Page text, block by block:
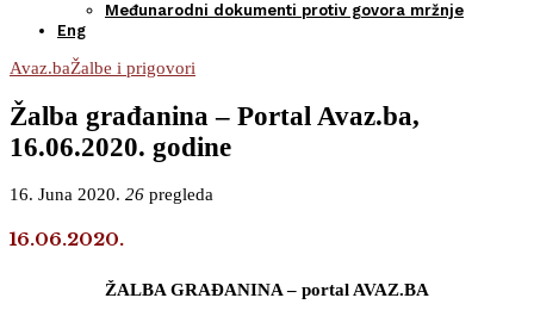
Međunarodni dokumenti protiv govora mržnje
Eng
Avaz.baŽalbe i prigovori
Žalba građanina – Portal Avaz.ba,
16.06.2020. godine
16. Juna 2020. 26 pregleda
16.06.2020.
ŽALBA GRAĐANINA – portal AVAZ.BA